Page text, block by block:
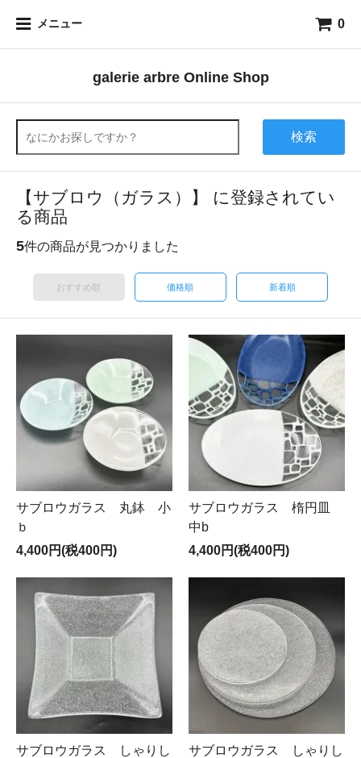
メニュー 0
galerie arbre Online Shop
検索
【サブロウ（ガラス）】 に登録されてい
る商品
5件の商品が見つかりました
おすすめ順 価格順 新着順
サブロウガラス 丸鉢 小
ｂ
4,400円(税400円)
サブロウガラス 楕円皿
中b
4,400円(税400円)
サブロウガラス しゃりし
サブロウガラス しゃりし